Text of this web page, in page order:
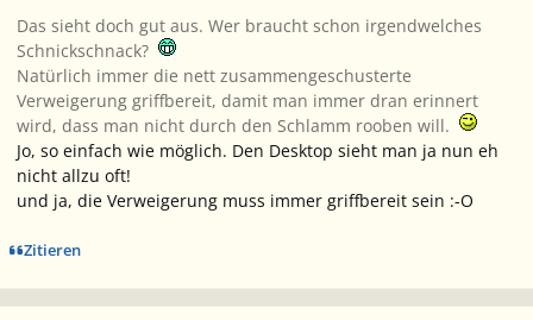
Das sieht doch gut aus. Wer braucht schon irgendwelches
Schnickschnack?
Natürlich immer die nett zusammengeschusterte
Verweigerung griffbereit, damit man immer dran erinnert
wird, dass man nicht durch den Schlamm rooben will.
Jo, so einfach wie möglich. Den Desktop sieht man ja nun eh
nicht allzu oft!
und ja, die Verweigerung muss immer griffbereit sein :-O
Zitieren